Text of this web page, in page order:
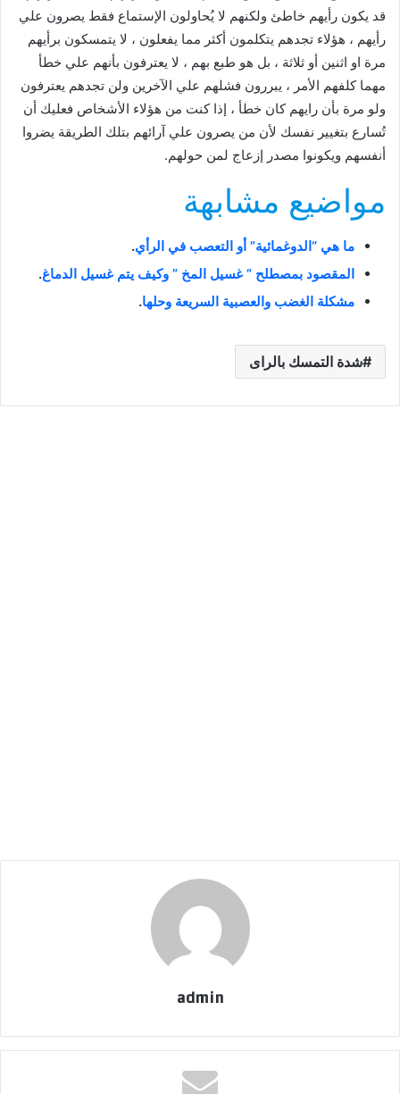
قد يكون رأيهم خاطئ ولكنهم لا يُحاولون الإستماع فقط يصرون علي
رأيهم ، هؤلاء تجدهم يتكلمون أكثر مما يفعلون ، لا يتمسكون برأيهم
مرة او اثنين أو ثلاثة ، بل هو طبع بهم ، لا يعترفون بأنهم علي خطأ
مهما كلفهم الأمر ، يبررون فشلهم علي الآخرين ولن تجدهم يعترفون
ولو مرة بأن رايهم كان خطأ ، إذا كنت من هؤلاء الأشخاص فعليك أن
تُسارع بتغيير نفسك لأن من يصرون علي آرائهم بتلك الطريقة يضروا
أنفسهم ويكونوا مصدر إزعاج لمن حولهم.
مواضيع مشابهة
ما هي “الدوغمائية” أو التعصب في الرأي.
المقصود بمصطلح ” غسيل المخ ” وكيف يتم غسيل الدماغ.
مشكلة الغضب والعصبية السريعة وحلها.
شدة التمسك بالراى
admin